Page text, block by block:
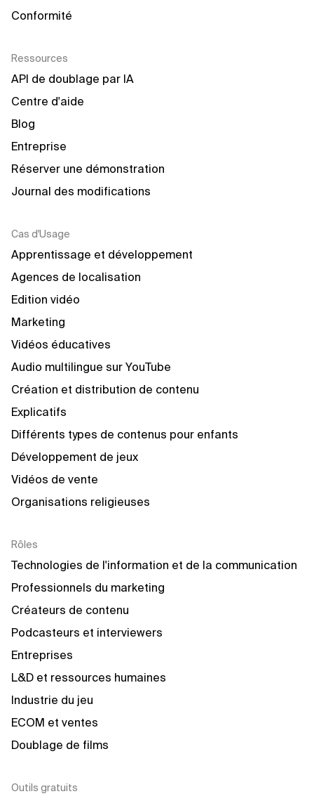
Conformité
Ressources
API de doublage par IA
Centre d'aide
Blog
Entreprise
Réserver une démonstration
Journal des modifications
Cas d'Usage
Apprentissage et développement
Agences de localisation
Edition vidéo
Marketing
Vidéos éducatives
Audio multilingue sur YouTube
Création et distribution de contenu
Explicatifs
Différents types de contenus pour enfants
Développement de jeux
Vidéos de vente
Organisations religieuses
Rôles
Technologies de l'information et de la communication
Professionnels du marketing
Créateurs de contenu
Podcasteurs et interviewers
Entreprises
L&D et ressources humaines
Industrie du jeu
ECOM et ventes
Doublage de films
Outils gratuits